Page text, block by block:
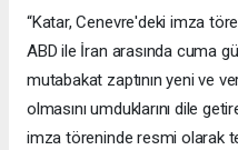
“Katar, Cenevre'deki imza
ABD ile İran arasında cuma
mutabakat zaptının yeni ve
olmasını umduklarını dile
imza töreninde resmi olarak